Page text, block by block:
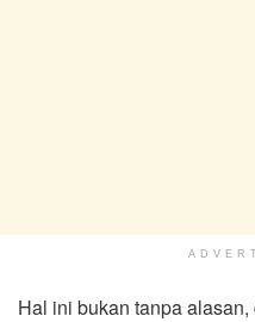
Hal ini bukan tanpa